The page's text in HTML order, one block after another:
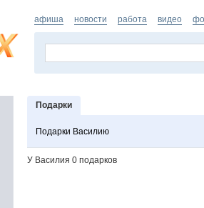
афиша новости работа видео
Подарки
Подарки Василию
У Василия 0 подарков